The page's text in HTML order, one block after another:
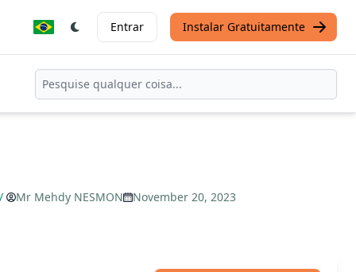
Entrar Instalar Gratuitamente
/ Mr Mehdy NESMON
November 20, 2023